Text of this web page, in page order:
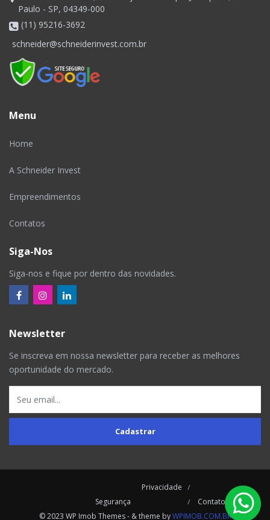
Paulo - SP, 04349-000
(11) 95216-3692
schneider@schneiderinvest.com.br
Menu
Home
A Schneider Invest
Empreendimentos
Contatos
Siga-Nos
Siga-nos e fique por dentro das novidades.
Newsletter
Se inscreva em nossa newsletter para receber as melhores
oportunidade do mercado.
Cadastrar
© 2023 WP Imob Themes - & theme byWPIMOB.COM.BR
Privacidade
Segurança
Contatos